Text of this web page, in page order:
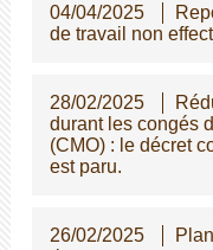
04/04/2025
de travail non
28/02/2025
durant les congés
(CMO) : le décret
est paru.
26/02/2025